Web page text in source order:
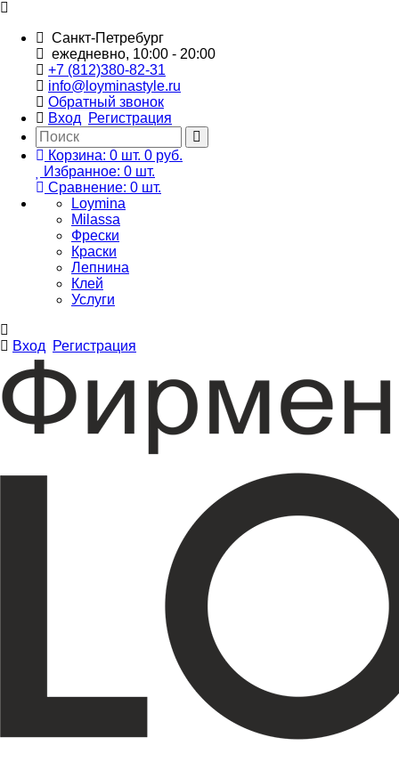
Санкт-Петребург
ежедневно, 10:00 - 20:00
+7 (812)380-82-31
info@loyminastyle.ru
Обратный звонок
Вход
Регистрация
Корзина: 0 шт. 0 руб.
Избранное: 0 шт.
Сравнение: 0 шт.
Loymina
Milassa
Фрески
Краски
Лепнина
Клей
Услуги
Вход Регистрация